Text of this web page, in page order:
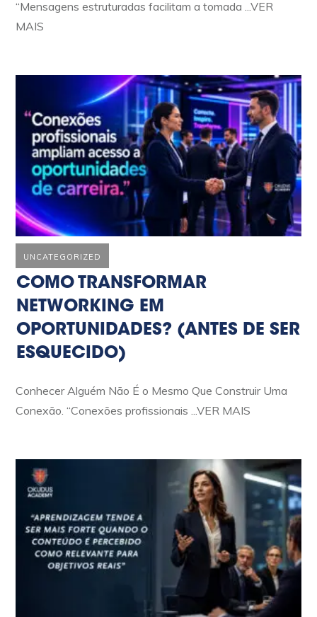
“Mensagens estruturadas facilitam a tomada...VER
MAIS
UNCATEGORIZED
COMO TRANSFORMAR
NETWORKING EM
OPORTUNIDADES? (ANTES DE SER
ESQUECIDO)
Conhecer Alguém Não É o Mesmo Que Construir Uma
Conexão. “Conexões profissionais
...VER MAIS